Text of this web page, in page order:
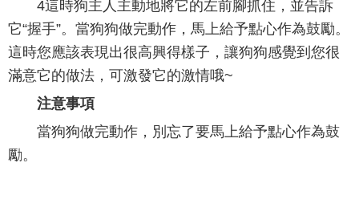
4這時狗主人主動地將它的左前腳抓住，並告訴
它“握手”。當狗狗做完動作，馬上給予點心作為鼓勵。
這時您應該表現出很高興得樣子，讓狗狗感覺到您很
滿意它的做法，可激發它的激情哦~
注意事項
當狗狗做完動作，別忘了要馬上給予點心作為鼓
勵。